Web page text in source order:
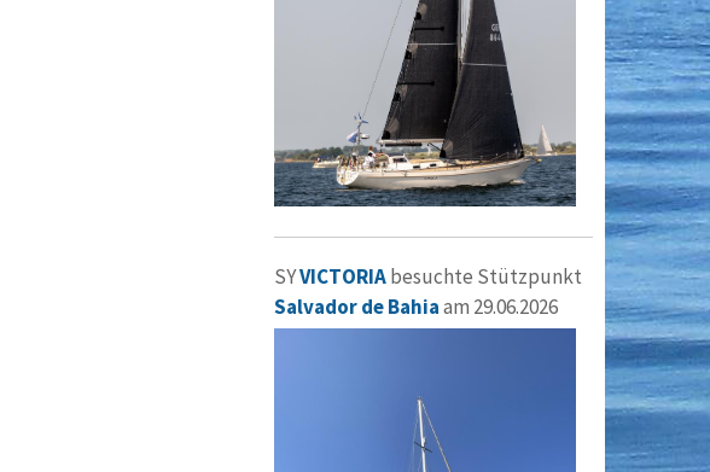
SYVICTORIAbesuchte Stützpunkt
Salvador de Bahiaam 29.06.2026